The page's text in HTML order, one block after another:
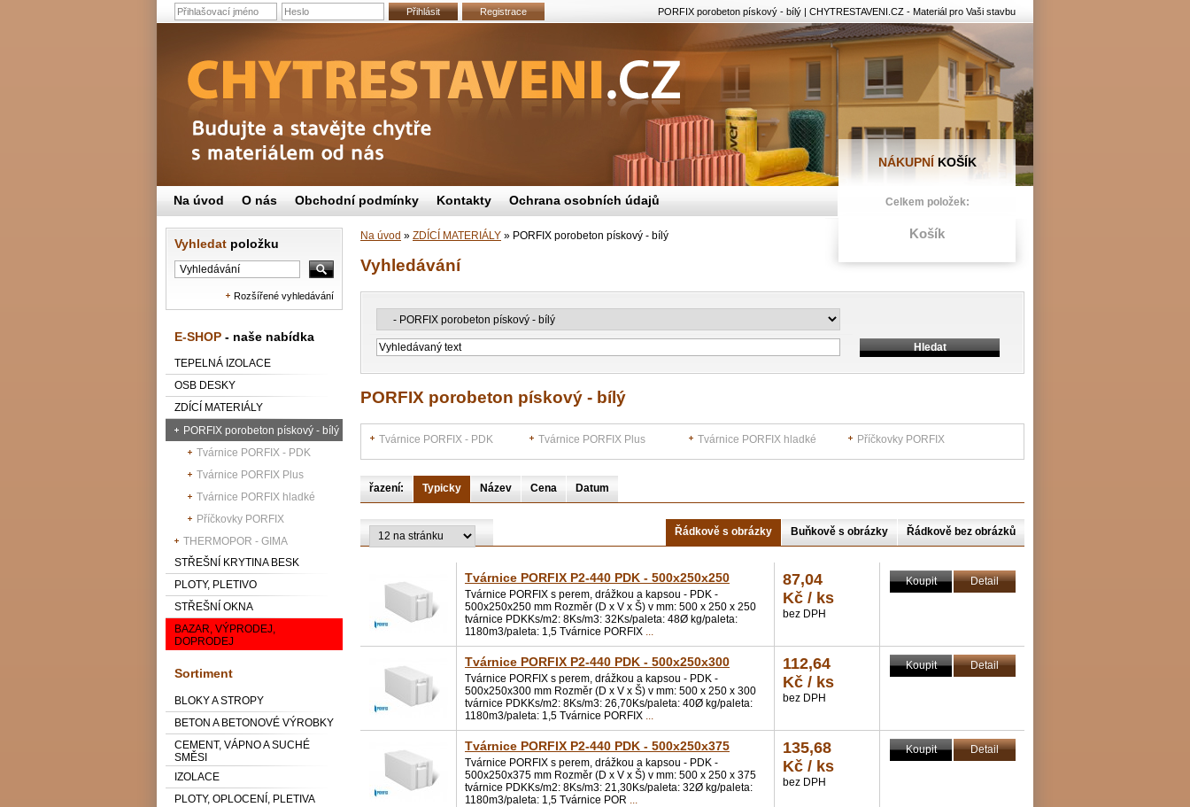
PORFIX porobeton pískový - bílý | CHYTRESTAVENI.CZ - Materiál pro Vaši stavbu
Přihlásit Registrace
Vyhledat položku
Rozšířené vyhledávání
E-SHOP - naše nabídka
TEPELNÁ IZOLACE
OSB DESKY
ZDÍCÍ MATERIÁLY
PORFIX porobeton pískový - bílý
Tvárnice PORFIX - PDK
Tvárnice PORFIX Plus
Tvárnice PORFIX hladké
Příčkovky PORFIX
THERMOPOR - GIMA
STŘEŠNÍ KRYTINA BESK
PLOTY, PLETIVO
STŘEŠNÍ OKNA
BAZAR, VÝPRODEJ,
DOPRODEJ
Sortiment
BLOKY A STROPY
BETON A BETONOVÉ VÝROBKY
CEMENT, VÁPNO A SUCHÉ
SMĚSI
IZOLACE
PLOTY, OPLOCENÍ, PLETIVA
Na úvod » ZDÍCÍ MATERIÁLY » PORFIX porobeton pískový - bílý
Vyhledávání
PORFIX porobeton pískový - bílý
Tvárnice PORFIX - PDK Tvárnice PORFIX Plus Tvárnice PORFIX hladké Příčkovky PORFIX
řazení: Typicky Název Cena Datum
Řádkově s obrázky Buňkově s obrázky Řádkově bez obrázků
Tvárnice PORFIX P2-440 PDK - 500x250x250
Tvárnice PORFIX s perem, drážkou a kapsou - PDK -
500x250x250 mm Rozměr (D x V x Š) v mm: 500 x 250 x 250
tvárnice PDKKs/m2: 8Ks/m3: 32Ks/paleta: 48Ø kg/paleta:
1180m3/paleta: 1,5 Tvárnice PORFIX
87,04
Kč / ks
bez DPH
Koupit Detail
Tvárnice PORFIX P2-440 PDK - 500x250x300
Tvárnice PORFIX s perem, drážkou a kapsou - PDK -
500x250x300 mm Rozměr (D x V x Š) v mm: 500 x 250 x 300
tvárnice PDKKs/m2: 8Ks/m3: 26,70Ks/paleta: 40Ø kg/paleta:
1180m3/paleta: 1,5 Tvárnice PORFIX
112,64
Kč / ks
bez DPH
Koupit Detail
Tvárnice PORFIX P2-440 PDK - 500x250x375
Tvárnice PORFIX s perem, drážkou a kapsou - PDK -
500x250x375 mm Rozměr (D x V x Š) v mm: 500 x 250 x 375
tvárnice PDKKs/m2: 8Ks/m3: 21,30Ks/paleta: 32Ø kg/paleta:
1180m3/paleta: 1,5 Tvárnice POR
135,68
Kč / ks
bez DPH
Koupit Detail
NÁKUPNÍ KOŠÍK
Celkem položek:
Košík
Na úvod O nás Obchodní podmínky Kontakty Ochrana osobních údajů